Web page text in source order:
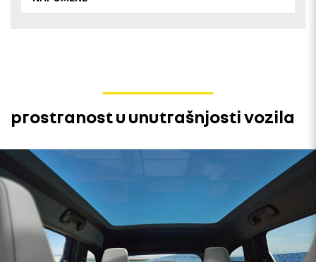
prostranost u unutrašnjosti vozila